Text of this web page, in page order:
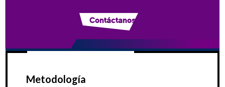
Contáctanos
Metodología